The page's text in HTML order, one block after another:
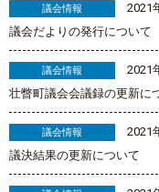
議会情報
2021
議会だよりの発行について
議会情報
2021
壮瞥町議会会議録の更新に
議会情報
2021
議決結果の更新について